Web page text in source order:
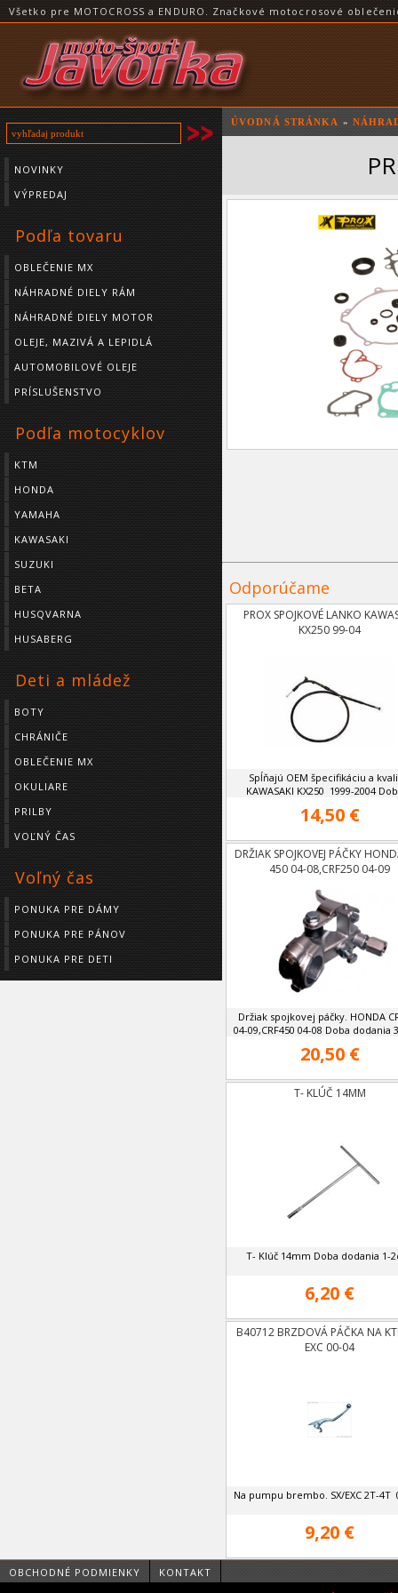
Všetko pre MOTOCROSS a ENDURO. Značkové motocrosové
NOVINKY
VÝPREDAJ
Podľa tovaru
OBLEČENIE MX
NÁHRADNÉ DIELY RÁM
NÁHRADNÉ DIELY MOTOR
OLEJE, MAZIVÁ A LEPIDLÁ
AUTOMOBILOVÉ OLEJE
PRÍSLUŠENSTVO
Podľa motocyklov
KTM
HONDA
YAMAHA
KAWASAKI
SUZUKI
BETA
HUSQVARNA
HUSABERG
Deti a mládež
BOTY
CHRÁNIČE
OBLEČENIE MX
OKULIARE
PRILBY
VOĽNÝ ČAS
Voľný čas
PONUKA PRE DÁMY
PONUKA PRE PÁNOV
PONUKA PRE DETI
ÚVODNÁ STRÁNKA »
Odporúčame
PROX SPOJKOVÉ LANKO
KX250 99-04
Spĺňajú OEM špecifikáciu a
KAWASAKI KX250 1999-2004
14,50 €
DRŽIAK SPOJKOVEJ PÁČKY
450 04-08,CRF250 04-09
Držiak spojkovej páčky. HONDA
04-09,CRF450 04-08 Doba dodania
20,50 €
T- KLÚČ 14MM
T- Klúč 14mm Doba dodania 1-
6,20 €
B40712 BRZDOVÁ PÁČKA NA
EXC 00-04
Na pumpu brembo. SX/EXC 2T-
9,20 €
OBCHODNÉ PODMIENKY KONTAKT